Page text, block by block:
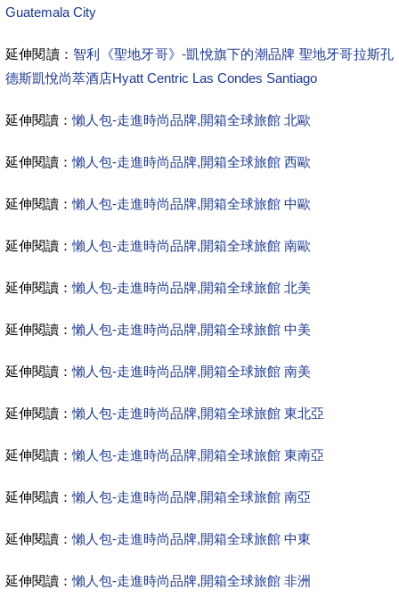
Guatemala City
延伸閱讀： 智利《聖地牙哥》-凱悅旗下的潮品牌 聖地牙哥拉斯孔
德斯凱悅尚萃酒店Hyatt Centric Las Condes Santiago
延伸閱讀：懶人包-走進時尚品牌,開箱全球旅館 北歐
延伸閱讀：懶人包-走進時尚品牌,開箱全球旅館 西歐
延伸閱讀：懶人包-走進時尚品牌,開箱全球旅館 中歐
延伸閱讀：懶人包-走進時尚品牌,開箱全球旅館 南歐
延伸閱讀：懶人包-走進時尚品牌,開箱全球旅館 北美
延伸閱讀：懶人包-走進時尚品牌,開箱全球旅館 中美
延伸閱讀：懶人包-走進時尚品牌,開箱全球旅館 南美
延伸閱讀：懶人包-走進時尚品牌,開箱全球旅館 東北亞
延伸閱讀：懶人包-走進時尚品牌,開箱全球旅館 東南亞
延伸閱讀：懶人包-走進時尚品牌,開箱全球旅館 南亞
延伸閱讀：懶人包-走進時尚品牌,開箱全球旅館 中東
延伸閱讀：懶人包-走進時尚品牌,開箱全球旅館 非洲